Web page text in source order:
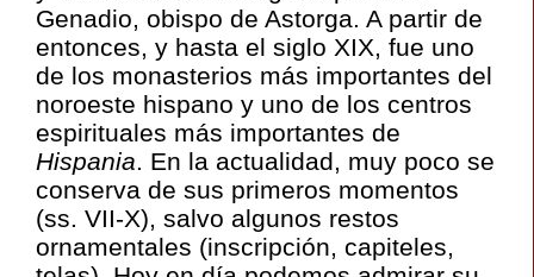
Genadio, obispo de Astorga. A partir de
entonces, y hasta el siglo XIX, fue uno
de los monasterios más importantes del
noroeste hispano y uno de los centros
espirituales más importantes de
Hispania. En la actualidad, muy poco se
conserva de sus primeros momentos
(ss. VII-X), salvo algunos restos
ornamentales (inscripción, capiteles,